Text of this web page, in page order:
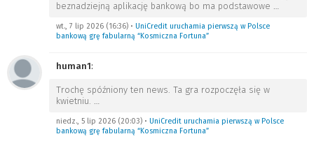
beznadziejną aplikację bankową bo ma podstawowe …
wt., 7 lip 2026 (16:36) • UniCredit uruchamia pierwszą w Polsce
bankową grę fabularną “Kosmiczna Fortuna”
human1:
Trochę spóźniony ten news. Ta gra rozpoczęła się w
kwietniu. …
niedz., 5 lip 2026 (20:03) • UniCredit uruchamia pierwszą w Polsce
bankową grę fabularną “Kosmiczna Fortuna”